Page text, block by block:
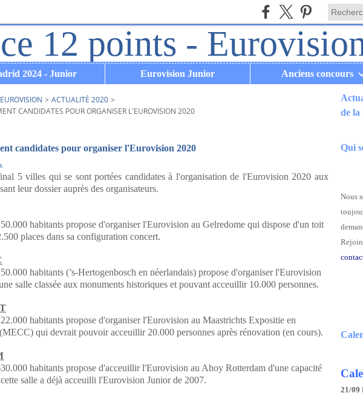
2024 - Junior Eurovision Junior Anciens concours
> ACTUALITÉ 2020 >
CANDIDATES POUR ORGANISER L'EUROVISION 2020
candidates pour organiser l'Eurovision 2020
5 villes qui se sont portées candidates à l'organisation de l'Eurovision 2020 aux
leur dossier auprès des organisateurs.
habitants propose d'organiser l'Eurovision au Gelredome qui dispose d'un toit
places dans sa configuration concert.
habitants (’s-Hertogenbosch en néerlandais) propose d'organiser l'Eurovision
salle classée aux monuments historiques et pouvant acceuillir 10.000 personnes.
habitants propose d'organiser l'Eurovision au Maastrichts Expositie en
qui devrait pouvoir acceuillir 20.000 personnes après rénovation (en cours).
habitants propose d'acceuillir l'Eurovision au Ahoy Rotterdam d'une capacité
salle a déjà acceuilli l'Eurovision Junior de 2007.
de la
Qui
Nous
21/09